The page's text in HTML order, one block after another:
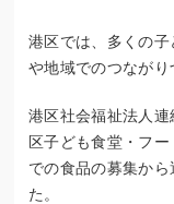
港区では、多くの
や地域でのつながり
港区社会福祉法人
区子ども食堂・フ
での食品の募集か
た。